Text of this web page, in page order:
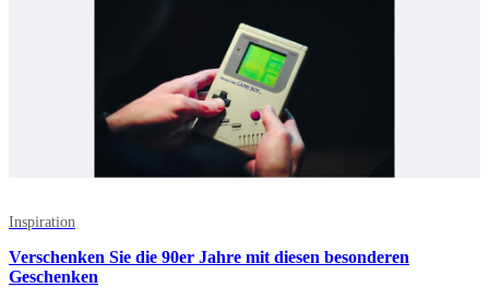
Inspiration
Verschenken Sie die 90er Jahre mit diesen besonderen
Geschenken